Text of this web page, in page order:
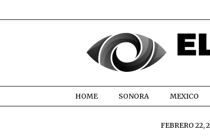
HOME SONORA MEXICO
FEBRERO 22,